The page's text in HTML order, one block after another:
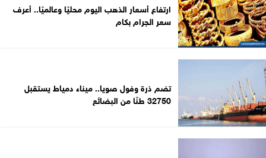
ارتفاع أسعار الذهب اليوم محليًا وعالميًا.. أعرف
سعر الجرام بكام
تضم ذرة وفول صويا.. ميناء دمياط يستقبل
32750 طنًا من البضائع